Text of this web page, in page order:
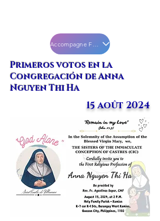
Primeros votos en la
Congregación de Anna
Nguyen Thi Ha
15 août 2024